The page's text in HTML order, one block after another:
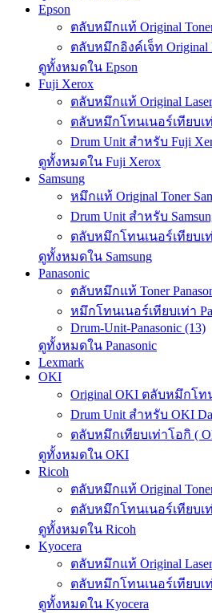
Epson
ตลับหมึกแท้ Original
ตลับหมึกอิงค์เจ็ท Original
ดูทั้งหมดใน Epson
Fuji Xerox
ตลับหมึกแท้ Original Laser
ตลับหมึกโทนเนอร์เทียบเ
Drum Unit สำหรับ Fuji
ดูทั้งหมดใน Fuji Xerox
Samsung
หมึกแท้ Original Toner
Drum Unit สำหรับ
ตลับหมึกโทนเนอร์เทียบเท่
ดูทั้งหมดใน Samsung
Panasonic
ตลับหมึกแท้ Toner
หมึกโทนเนอร์เทียบเท่า
Drum-Unit-Panasonic (13)
ดูทั้งหมดใน Panasonic
Lexmark
OKI
Original OKI ตลับหมึกโท
Drum Unit สำหรับ OKI
ตลับหมึกเทียบเท่าโอกิ (
ดูทั้งหมดใน OKI
Ricoh
ตลับหมึกแท้ Original
ตลับหมึกโทนเนอร์เทียบเ
ดูทั้งหมดใน Ricoh
Kyocera
ตลับหมึกแท้ Original Laser
ตลับหมึกโทนเนอร์เทียบเ
ดูทั้งหมดใน Kyocera